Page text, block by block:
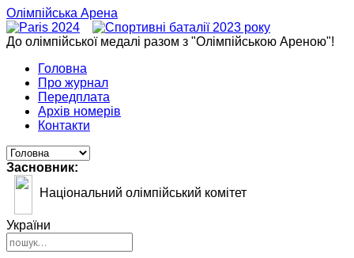
Олімпійська Арена
До олімпійської медалі разом з "Олімпійською Ареною"!
Головна
Про журнал
Передплата
Архів номерів
Контакти
Засновник:
Національний олімпійський комітет
України